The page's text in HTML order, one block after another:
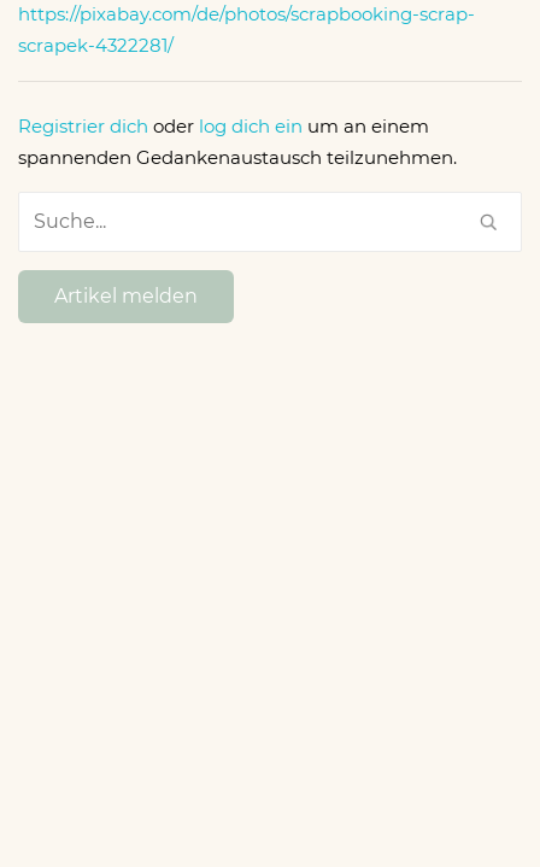
https://pixabay.com/de/photos/scrapbooking-scrap-
scrapek-4322281/
Registrier dich oder log dich ein um an einem
spannenden Gedankenaustausch teilzunehmen.
Artikel melden